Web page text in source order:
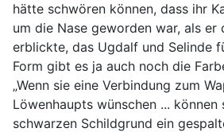
hätte schwören können, dass ihr
um die Nase geworden war, als er
erblickte, das Ugdalf und Selinde
Form gibt es ja auch noch die
„Wenn sie eine Verbindung zum
Löwenhaupts wünschen ... können
schwarzen Schildgrund ein